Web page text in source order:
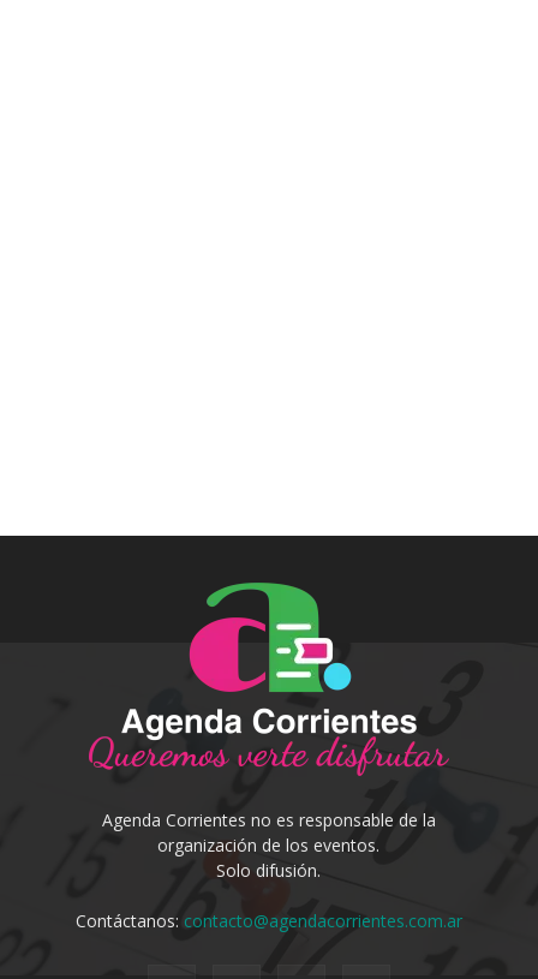
Agenda Corrientes no es responsable de la
organización de los eventos.
Solo difusión.
Contáctanos: contacto@agendacorrientes.com.ar